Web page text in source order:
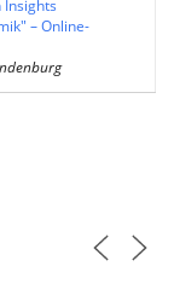
Insights
– Online-